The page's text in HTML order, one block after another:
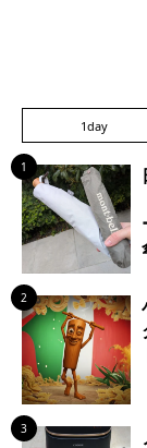
1day
1
2
3